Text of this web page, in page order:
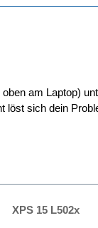
am Laptop)
sich dein
XPS 15 L502x